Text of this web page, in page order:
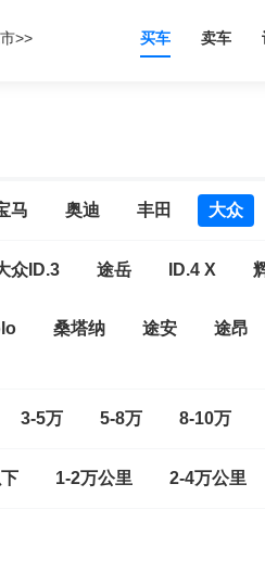
>> 买车 卖车
马 奥迪 丰田 大众
众ID.3 途岳 ID.4 X
桑塔纳 途安 途昂
3-5万 5-8万 8-10万
1-2万公里 2-4万公里